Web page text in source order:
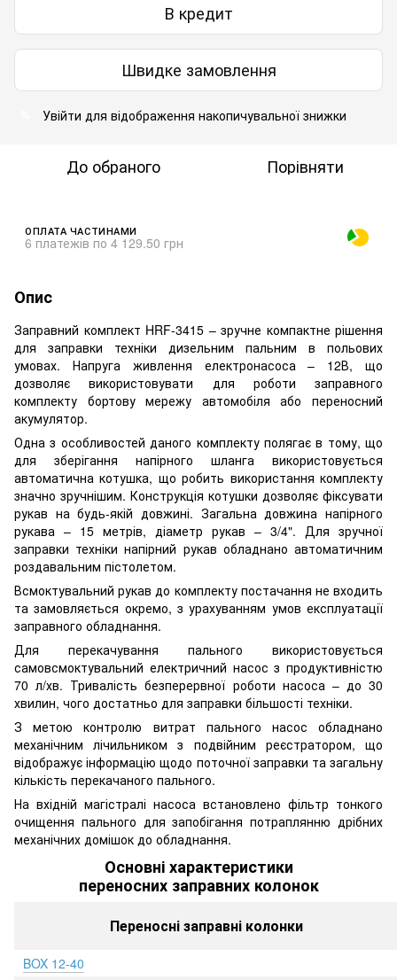
В кредит
Швидке замовлення
Увійти для відображення накопичувальної знижки
До обраного Порівняти
ОПЛАТА ЧАСТИНАМИ
6 платежів по 4 129.50 грн
Опис
Заправний комплект HRF-3415 – зручне компактне рішення
для заправки техніки дизельним пальним в польових
умовах. Напруга живлення електронасоса – 12В, що
дозволяє використовувати для роботи заправного
комплекту бортову мережу автомобіля або переносний
акумулятор.
Одна з особливостей даного комплекту полягає в тому, що
для зберігання напірного шланга використовується
автоматична котушка, що робить використання комплекту
значно зручнішим. Конструкція котушки дозволяє фіксувати
рукав на будь-якій довжині. Загальна довжина напірного
рукава – 15 метрів, діаметр рукав – 3/4". Для зручної
заправки техніки напірний рукав обладнано автоматичним
роздавальним пістолетом.
Всмоктувальний рукав до комплекту постачання не входить
та замовляється окремо, з урахуванням умов експлуатації
заправного обладнання.
Для перекачування пального використовується
самовсмоктувальний електричний насос з продуктивністю
70 л/хв. Тривалість безперервної роботи насоса – до 30
хвилин, чого достатньо для заправки більшості техніки.
З метою контролю витрат пального насос обладнано
механічним лічильником з подвійним реєстратором, що
відображує інформацію щодо поточної заправки та загальну
кількість перекачаного пального.
На вхідній магістралі насоса встановлено фільтр тонкого
очищення пального для запобігання потраплянню дрібних
механічних домішок до обладнання.
Основні характеристики
переносних заправних колонок
Переносні заправні колонки
BOX 12-40